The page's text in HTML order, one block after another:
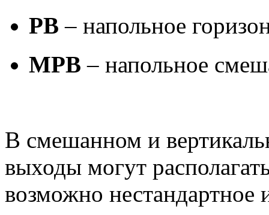
PB – напольное
MPB – напольное
В смешанном и
выходы могут
возможно